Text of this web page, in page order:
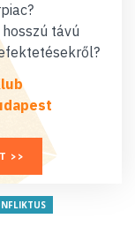
távú
>>